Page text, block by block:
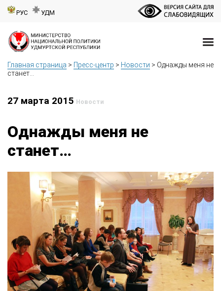
РУС УДМ
Главная страница > Пресс-центр > Новости > Однажды меня не
станет…
27 марта 2015 Новости
Однажды меня не
станет…